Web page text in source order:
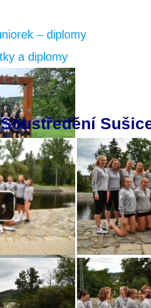
– diplomy
a diplomy
A
B
Soustředění